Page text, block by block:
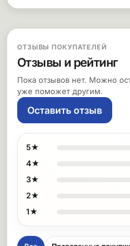
ОТЗЫВЫ ПОКУПАТЕЛЕЙ
Отзывы и рейтинг
Пока отзывов нет. Можно
уже поможет другим.
Оставить отзыв
5★
4★
3★
2★
1★